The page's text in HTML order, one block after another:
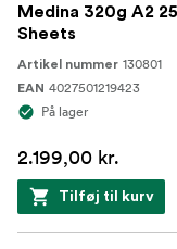
Medina 320g A2 25
Sheets
Artikel nummer 130801
EAN 4027501219423
På lager
2.199,00 kr.
Tilføj til kurv